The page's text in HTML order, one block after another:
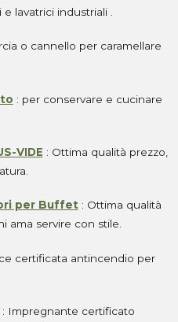
lavatrici industriali .
o cannello per caramellare
: per conservare e cucinare
VIDE : Ottima qualità prezzo,
per Buffet : Ottima qualità
ama servire con stile.
certificata antincendio per
: Impregnante certificato